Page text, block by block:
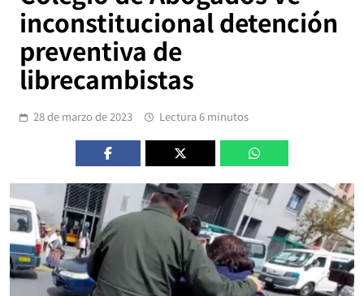
inconstitucional detención
preventiva de
librecambistas
28 de marzo de 2023 Lectura 6 minutos